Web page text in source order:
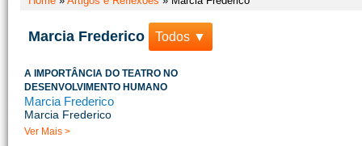
Marcia Frederico Todos ▼
A IMPORTÂNCIA DO TEATRO NO
DESENVOLVIMENTO HUMANO
Marcia Frederico
Marcia Frederico
Ver Mais >